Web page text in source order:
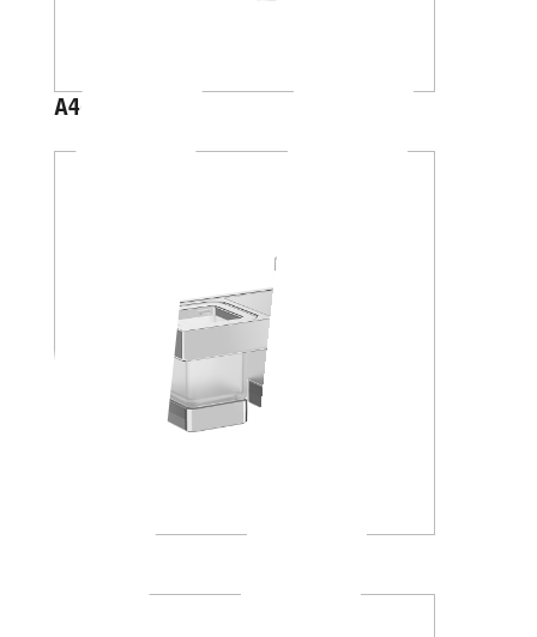
A46100